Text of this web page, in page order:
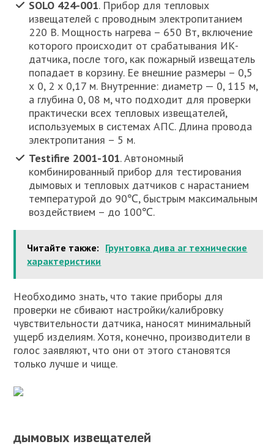
SOLO 424-001. Прибор для тепловых
извещателей с проводным электропитанием
220 В. Мощность нагрева – 650 Вт, включение
которого происходит от срабатывания ИК-
датчика, после того, как пожарный извещатель
попадает в корзину. Ее внешние размеры – 0,5
х 0, 2 х 0,17 м. Внутренние: диаметр — 0, 115 м,
а глубина 0, 08 м, что подходит для проверки
практически всех тепловых извещателей,
используемых в системах АПС. Длина провода
электропитания – 5 м.
Testifire 2001-101. Автономный
комбинированный прибор для тестирования
дымовых и тепловых датчиков с нарастанием
температурой до 90℃, быстрым максимальным
воздействием – до 100℃.
Читайте также: Грунтовка дива аг технические
характеристики
Необходимо знать, что такие приборы для
проверки не сбивают настройки/калибровку
чувствительности датчика, наносят минимальный
ущерб изделиям. Хотя, конечно, производители в
голос заявляют, что они от этого становятся
только лучше и чище.
дымовых извещателей